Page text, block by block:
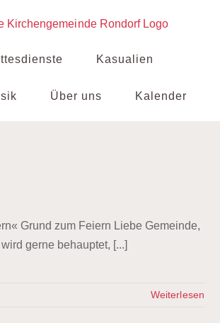
Kasualien
Über uns Kalender
Grund zum Feiern Liebe Gemeinde,
gerne behauptet, [...]
Weiterlesen